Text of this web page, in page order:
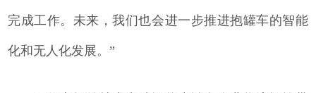
完成工作。未来，我们也会进一步推进抱罐车的智能
化和无人化发展。”